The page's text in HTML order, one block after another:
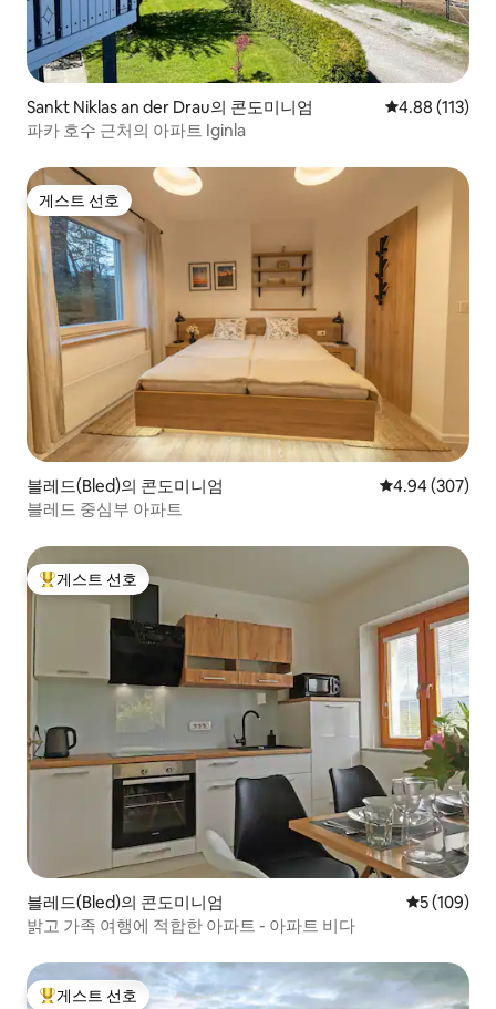
Sankt Niklas an der Drau의 콘도미니엄 평점 4.88점(5
4.88 (113)
파카 호수 근처의 아파트 Iginla
게스트 선호
게스트 선호
블레드(Bled)의 콘도미니엄 평점 4.94점(5
4.94 (307)
블레드 중심부 아파트
상위 게스트 선호
게스트 선호
블레드(Bled)의 콘도미니엄 평점 5점(5
5 (109)
밝고 가족 여행에 적합한 아파트 - 아파트 비다
게스트 선호